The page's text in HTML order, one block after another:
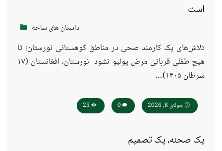
است
داستان های ساحه
تلاش‌های یک کارمند صحی در مناطق کوهستانی نورستان؛ تا
هیچ طفلی قربانی مرض پولیو نشود نورستان، افغانستان (۱۷
سرطان ۱۴۰۵)…
جولای 8, 2026
یک صحنه، یک تصمیم